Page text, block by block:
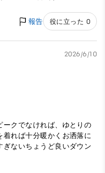
報告 役に立った 0
2026/6/10
クでなければ、ゆとりの
れば十分暖かくお洒落に
ないちょうど良いダウン